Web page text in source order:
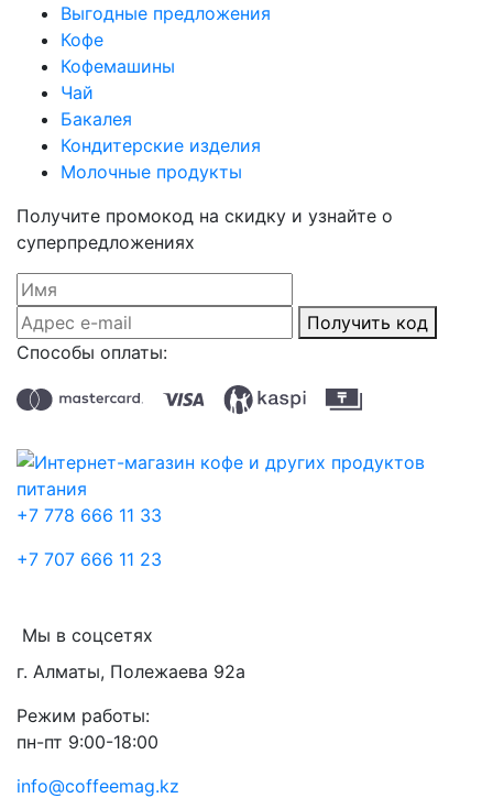
Выгодные предложения
Кофе
Кофемашины
Чай
Бакалея
Кондитерские изделия
Молочные продукты
Получите промокод на скидку и узнайте о
суперпредложениях
Получить код
Способы оплаты:
+7 778 666 11 33
+7 707 666 11 23
Мы в соцсетях
г. Алматы, Полежаева 92а
Режим работы:
пн-пт 9:00-18:00
info@coffeemag.kz